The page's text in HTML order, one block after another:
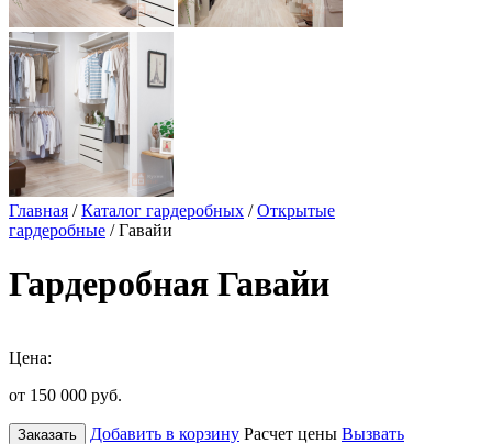
Главная /Каталог гардеробных /Открытые
гардеробные / Гавайи
Гардеробная Гавайи
Цена:
от 150 000 руб.
Заказать Добавить в корзину Расчет цены Вызвать